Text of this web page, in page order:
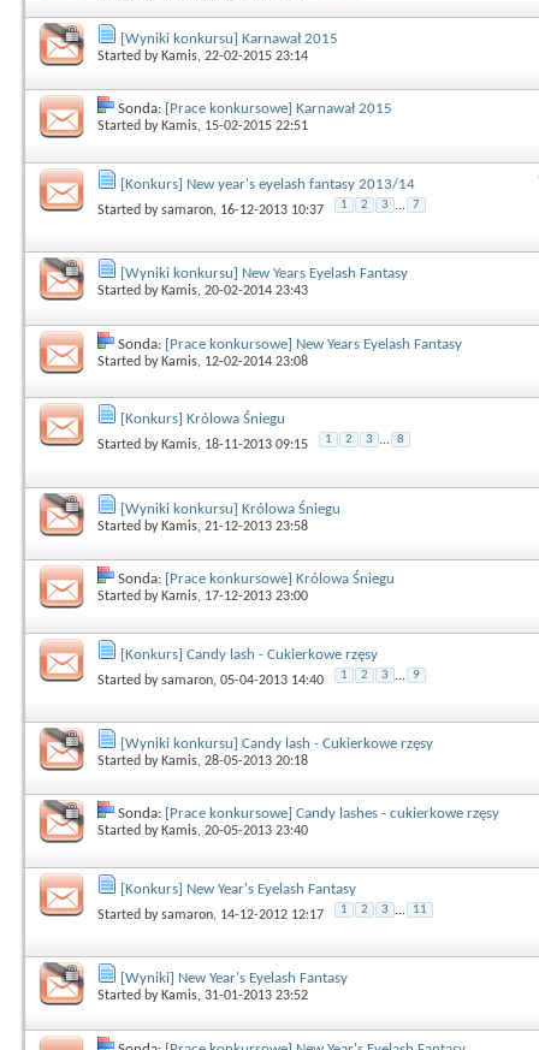
[Wyniki konkursu] Karnawał 2015
Started by Kamis, 22-02-2015 23:14
Sonda: [Prace konkursowe] Karnawał 2015
Started by Kamis, 15-02-2015 22:51
[Konkurs] New year's eyelash fantasy 2013/14
Started bysamaron, 16-12-2013 10:37 1 2 3 ... 7
[Wyniki konkursu] New Years Eyelash Fantasy
Started by Kamis, 20-02-2014 23:43
Sonda: [Prace konkursowe] New Years Eyelash Fantasy
Started by Kamis, 12-02-2014 23:08
[Konkurs] Królowa Śniegu
Started by Kamis, 18-11-2013 09:15 1 2 3 ... 8
[Wyniki konkursu] Królowa Śniegu
Started by Kamis, 21-12-2013 23:58
Sonda: [Prace konkursowe] Królowa Śniegu
Started by Kamis, 17-12-2013 23:00
[Konkurs] Candy lash - Cukierkowe rzęsy
Started bysamaron, 05-04-2013 14:40 1 2 3 ... 9
[Wyniki konkursu] Candy lash - Cukierkowe rzęsy
Started by Kamis, 28-05-2013 20:18
Sonda: [Prace konkursowe] Candy lashes - cukierkowe rzęsy
Started byKamis, 20-05-2013 23:40
[Konkurs] New Year's Eyelash Fantasy
Started bysamaron, 14-12-2012 12:17 1 2 3 ... 11
[Wyniki] New Year's Eyelash Fantasy
Started by Kamis, 31-01-2013 23:52